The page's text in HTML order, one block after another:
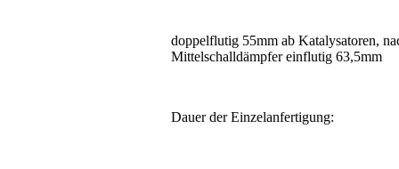
doppelflutig 55mm ab Katalysatoren,
Mittelschalldämpfer einflutig 63,5mm
Dauer der Einzelanfertigung: